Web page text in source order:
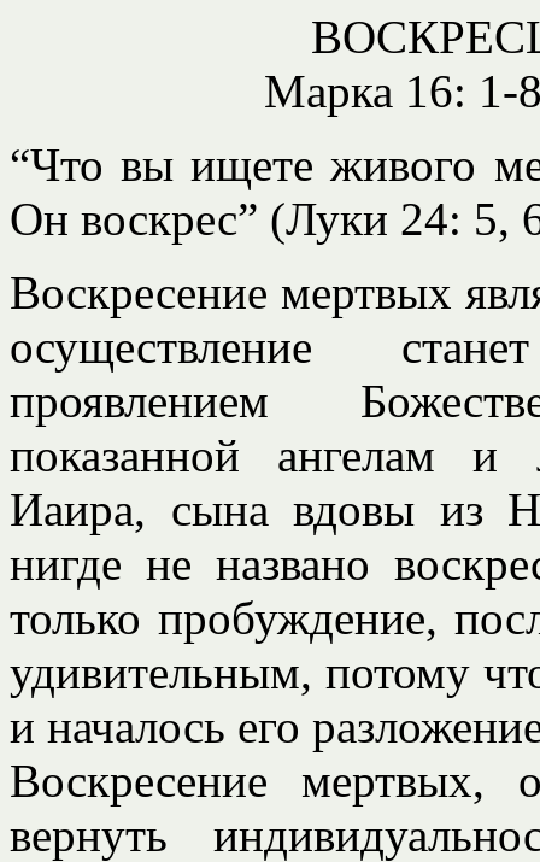
Марка 16: 1-
“Что вы ищете живого
Он воскрес” (Луки 24: 5,
Воскресение мертвых
осуществление
проявлением
показанной ангелам
Иаира, сына вдовы из
нигде не названо
только пробуждение,
удивительным, потому
и началось его
Воскресение мертвых,
вернуть